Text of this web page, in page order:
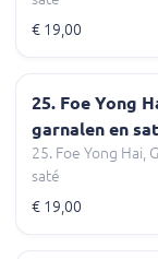
€ 19,00
25. Foe Yong
garnalen en
25. Foe Yong Hai,
saté
€ 19,00